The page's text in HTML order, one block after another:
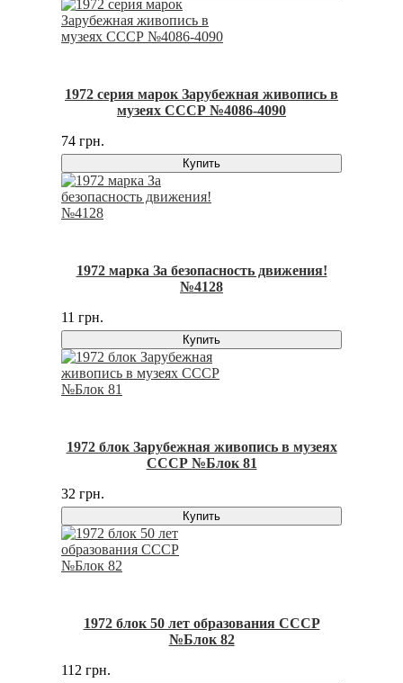
1972 серия марок Зарубежная живопись в
музеях СССР №4086-4090
74 грн.
Купить
1972 марка За безопасность движения!
№4128
11 грн.
Купить
1972 блок Зарубежная живопись в музеях
СССР №Блок 81
32 грн.
Купить
1972 блок 50 лет образования СССР
№Блок 82
112 грн.